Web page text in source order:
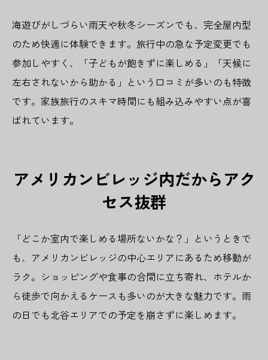
海遊びがしづらい雨天や秋冬シーズンでも、完全屋内型
のため快適に体験できます。旅行中の急な予定変更でも
参加しやすく、「子どもが飽きずに楽しめる」「天候に
左右されないから助かる」という口コミが多いのも特徴
です。家族旅行のスキマ時間にも組み込みやすい点が喜
ばれています。
アメリカンビレッジ内だからアク
セス抜群
「どこか室内で楽しめる場所ないかな？」というときで
も、アメリカンビレッジの中心エリアにあるため移動が
ラク。ショッピングや食事の合間に立ち寄れ、ホテルか
ら徒歩で向かえるケースも多いのが大きな魅力です。雨
の日でも北谷エリアでの予定を崩さずに楽しめます。